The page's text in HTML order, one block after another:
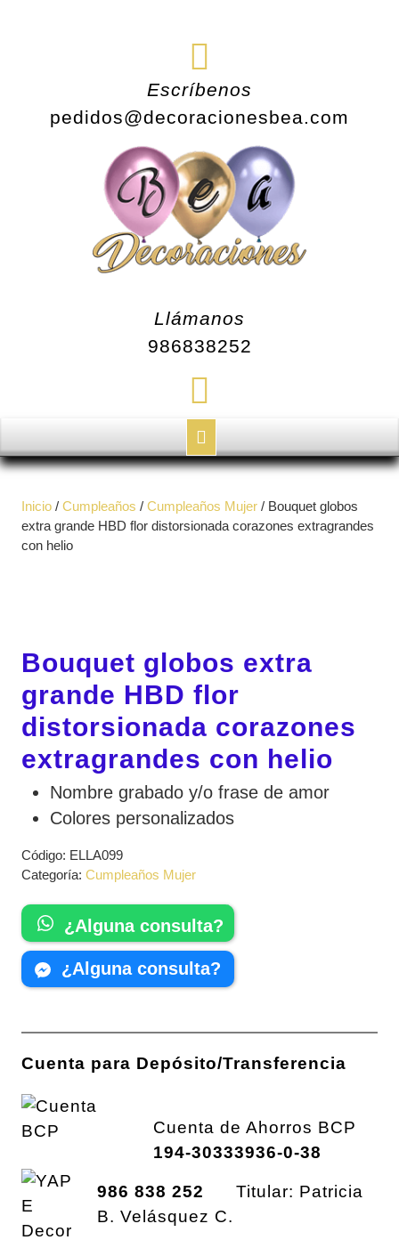
Escríbenos
pedidos@decoracionesbea.com
Llámanos
986838252
Botón
de
apertura
Inicio / Cumpleaños / Cumpleaños Mujer / Bouquet globos
extra grande HBD flor distorsionada corazones extragrandes
con helio
Bouquet globos extra
grande HBD flor
distorsionada corazones
extragrandes con helio
Nombre grabado y/o frase de amor
Colores personalizados
Código: ELLA099
Categoría: Cumpleaños Mujer
¿Alguna consulta?
¿Alguna consulta?
Cuenta para Depósito/Transferencia
Cuenta de Ahorros BCP
194-30333936-0-38
986 838 252 Titular: Patricia
B. Velásquez C.